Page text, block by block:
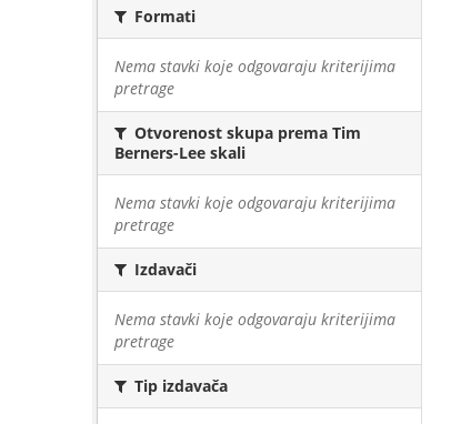
Formati
Nema stavki koje odgovaraju kriterijima
pretrage
Otvorenost skupa prema Tim
Berners-Lee skali
Nema stavki koje odgovaraju kriterijima
pretrage
Izdavači
Nema stavki koje odgovaraju kriterijima
pretrage
Tip izdavača